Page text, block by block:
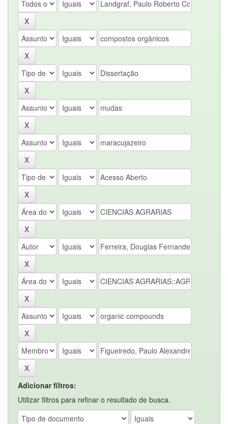
Adicionar filtros:
Utilizar filtros para refinar o resultado de busca.